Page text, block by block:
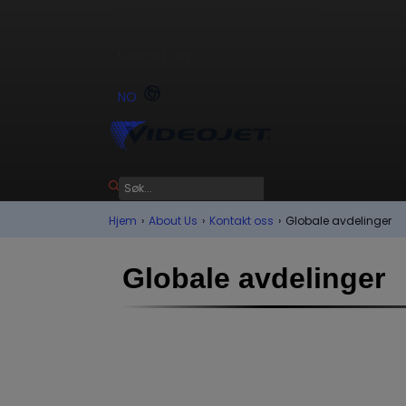
NO
Hjem › About Us › Kontakt oss › Globale avdelinger
Globale avdelinger